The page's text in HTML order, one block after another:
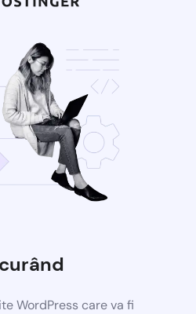
WordPress care va fi